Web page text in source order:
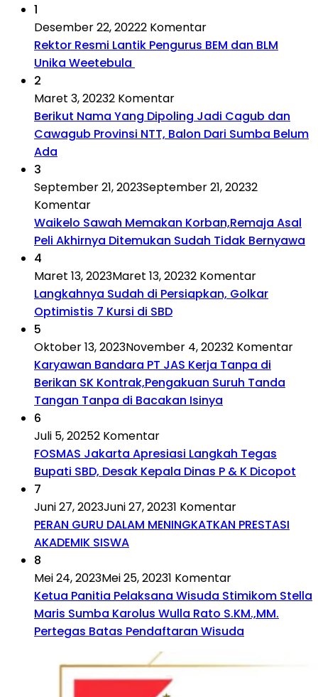
1
Desember 22, 20222 Komentar
Rektor Resmi Lantik Pengurus BEM dan BLM
Unika Weetebula
2
Maret 3, 20232 Komentar
Berikut Nama Yang Dipoling Jadi Cagub dan
Cawagub Provinsi NTT, Balon Dari Sumba Belum
Ada
3
September 21, 2023September 21, 20232
Komentar
Waikelo Sawah Memakan Korban,Remaja Asal
Peli Akhirnya Ditemukan Sudah Tidak Bernyawa
4
Maret 13, 2023Maret 13, 20232 Komentar
Langkahnya Sudah di Persiapkan, Golkar
Optimistis 7 Kursi di SBD
5
Oktober 13, 2023November 4, 20232 Komentar
Karyawan Bandara PT JAS Kerja Tanpa di
Berikan SK Kontrak,Pengakuan Suruh Tanda
Tangan Tanpa di Bacakan Isinya
6
Juli 5, 20252 Komentar
FOSMAS Jakarta Apresiasi Langkah Tegas
Bupati SBD, Desak Kepala Dinas P & K Dicopot
7
Juni 27, 2023Juni 27, 20231 Komentar
PERAN GURU DALAM MENINGKATKAN PRESTASI
AKADEMIK SISWA
8
Mei 24, 2023Mei 25, 20231 Komentar
Ketua Panitia Pelaksana Wisuda Stimikom Stella
Maris Sumba Karolus Wulla Rato S.KM.,MM.
Pertegas Batas Pendaftaran Wisuda